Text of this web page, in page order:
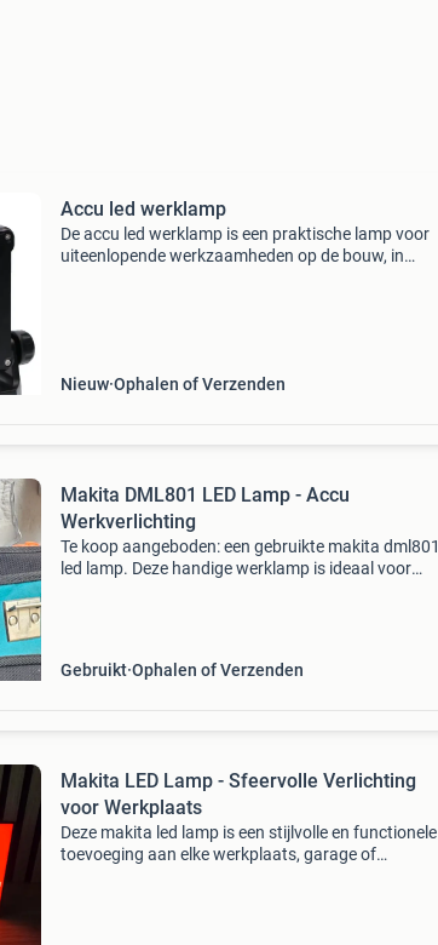
Accu led werklamp
De accu led werklamp is een praktische lamp voor
uiteenlopende werkzaamheden op de bouw, in
Nieuw Ophalen of Verzenden
Makita DML801 LED Lamp - Accu
Werkverlichting
Te koop aangeboden: een gebruikte makita dml801
led lamp. Deze handige werklamp is ideaal voor
Gebruikt Ophalen of Verzenden
Makita LED Lamp - Sfeervolle Verlichting
voor Werkplaats
Deze makita led lamp is een stijlvolle en functionele
toevoeging aan elke werkplaats, garage of